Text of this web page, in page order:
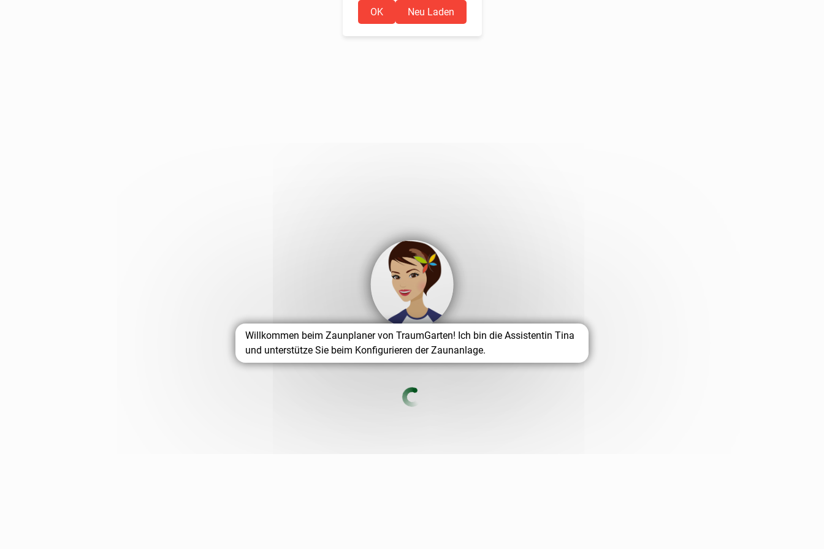
Willkommen beim Zaunplaner von TraumGarten! Ich bin die Assistentin Tina
und unterstütze Sie beim Konfigurieren der Zaunanlage.
OK Neu Laden